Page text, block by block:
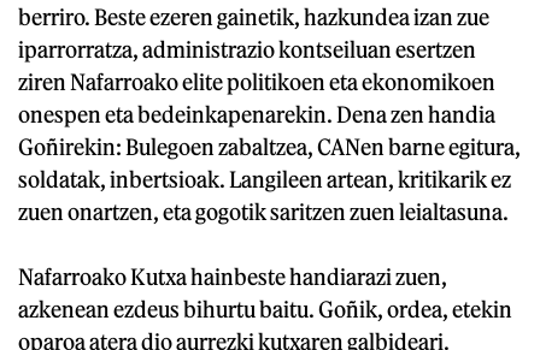
berriro. Beste ezeren gainetik, hazkundea izan zue
iparrorratza, administrazio kontseiluan esertzen
ziren Nafarroako elite politikoen eta ekonomikoen
onespen eta bedeinkapenarekin. Dena zen handia
Goñirekin: Bulegoen zabaltzea, CANen barne egitura,
soldatak, inbertsioak. Langileen artean, kritikarik ez
zuen onartzen, eta gogotik saritzen zuen leialtasuna.
Nafarroako Kutxa hainbeste handiarazi zuen,
azkenean ezdeus bihurtu baitu. Goñik, ordea, etekin
oparoa atera dio aurrezki kutxaren galbideari.